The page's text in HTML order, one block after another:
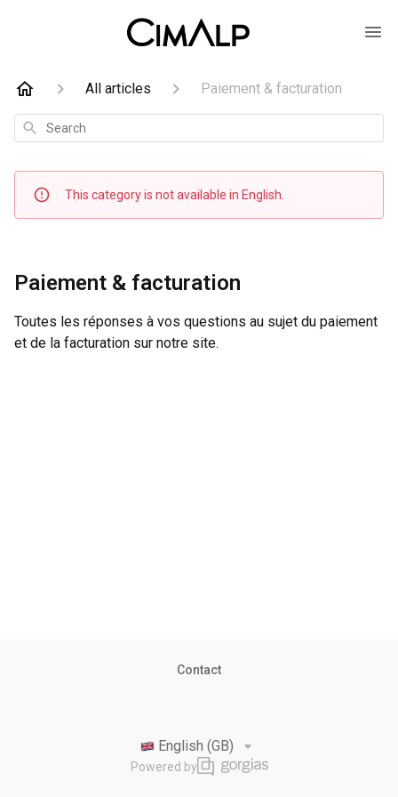
All articles Paiement & facturation
Search
This category is not available in English.
Paiement & facturation
Toutes les réponses à vos questions au sujet du paiement
et de la facturation sur notre site.
Contact
Powered by
English (GB)